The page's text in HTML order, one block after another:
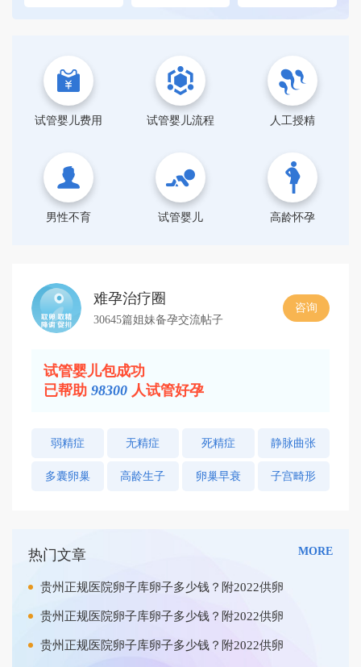
试管婴儿费用 试管婴儿流程 人工授精
男性不育 试管婴儿 高龄怀孕
难孕治疗圈
30645篇姐妹备孕交流帖子
咨询
试管婴儿包成功
已帮助 98300 人试管好孕
弱精症 无精症 死精症 静脉曲张
多囊卵巢 高龄生子 卵巢早衰 子宫畸形
热门文章 MORE
贵州正规医院卵子库卵子多少钱？附2022供卵
贵州正规医院卵子库卵子多少钱？附2022供卵
贵州正规医院卵子库卵子多少钱？附2022供卵